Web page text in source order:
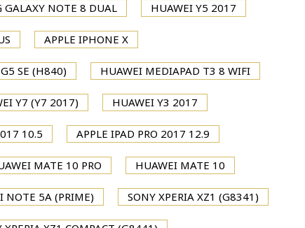
GALAXY NOTE 8 DUAL HUAWEI Y5 2017
APPLE IPHONE X
SE (H840) HUAWEI MEDIAPAD T3 8 WIFI
Y7 (Y7 2017) HUAWEI Y3 2017
10.5 APPLE IPAD PRO 2017 12.9
MATE 10 PRO HUAWEI MATE 10
NOTE 5A (PRIME) SONY XPERIA XZ1 (G8341)